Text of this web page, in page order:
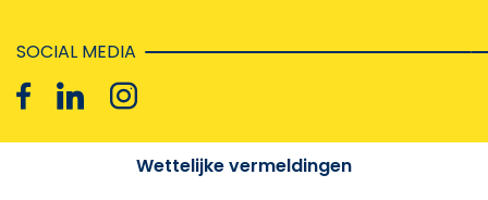
SOCIAL MEDIA
Wettelijke vermeldingen